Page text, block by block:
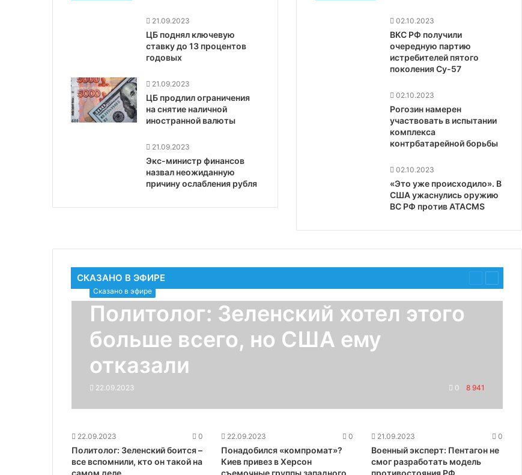
21.09.2023
ЦБ поднял ключевую
ставку до 13 процентов
годовых
21.09.2023
ЦБ продлил ограничения
на снятие наличной
иностранной валюты
21.09.2023
Экс-министр финансов
назвал неожиданную
причину ослабления рубля
02.10.2023
ВКС РФ получили
очередную партию
истребителей пятого
поколения Су-57
02.10.2023
Рогозин намерен
участвовать в испытании
комплекса
контрбатарейной борьбы
02.10.2023
«Это уже происходило». В
США ужаснулись оружию
ВС РФ против ATACMS
СКАЗАНО В ЭФИРЕ
страницастраница
Сказано в эфире
Политолог: Зеленский хотел этого
больше всего, но США ему
отказали
22.09.2023 0 8 941
22.09.2023 0
Политолог: Зеленский боится –
все вспомнили, кто он такой на
самом деле
22.09.2023 0
Понадобился «компромат»?
Киев привез в Херсон
съемочные группы западного
21.09.2023 0
Военный эксперт: Пентагон не
смог разработать модель
противостояния РФ